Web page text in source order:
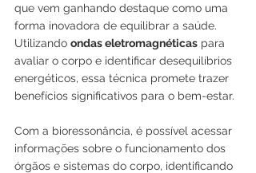
que vem ganhando destaque como uma
forma inovadora de equilibrar a saúde.
Utilizando ondas eletromagnéticas para
avaliar o corpo e identificar desequilíbrios
energéticos, essa técnica promete trazer
benefícios significativos para o bem-estar.
Com a bioressonância, é possível acessar
informações sobre o funcionamento dos
órgãos e sistemas do corpo, identificando